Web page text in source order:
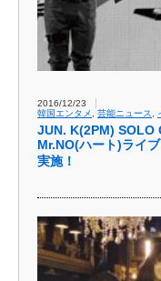
2016/12/23
韓国エンタメ
芸能ニュース
JUN. K(2PM) SOLO
Mr.NO(ハート)ライ
実施！